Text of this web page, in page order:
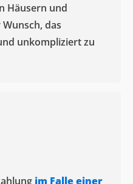
Häusern und
das
unkompliziert zu
im Falle einer